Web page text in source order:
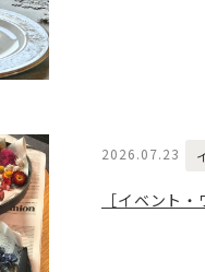
2026.07.23
［イベント